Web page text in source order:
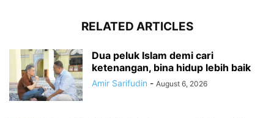
RELATED ARTICLES
Dua peluk Islam demi cari
ketenangan, bina hidup lebih baik
Amir Sarifudin - August 6, 2026